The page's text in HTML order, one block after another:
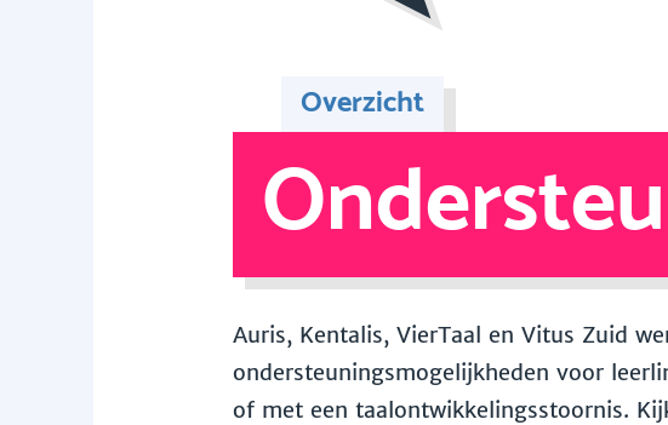
Overzicht
Auris, Kentalis, VierTaal en Vitus Zuid
ondersteuningsmogelijkheden voor
of met een taalontwikkelingsstoornis.